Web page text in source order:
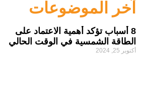
آخر الموضوعات
8 أسباب تؤكد أهمية الاعتماد على
الطاقة الشمسية في الوقت الحالي
أكتوبر 25, 2024